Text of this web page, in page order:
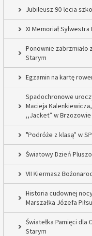
Jubileusz 90-lecia
XI Memoriał
Ponownie zabrzmiało
Starym
Egzamin na kartę
Spadochronowe
Macieja
,,Jacket” w
"Podróże z klasą" w
Światowy Dzień
VII Kiermasz
Historia cudownej
Marszałka Józefa
Światełka Pamięci dla
Starym